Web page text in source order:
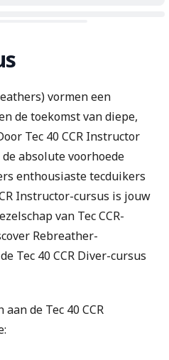
vormen een
de toekomst van diepe,
Tec 40 CCR Instructor
absolute voorhoede
enthousiaste tecduikers
Instructor-cursus is jouw
van Tec CCR-
Rebreather-
Tec 40 CCR Diver-cursus
de Tec 40 CCR